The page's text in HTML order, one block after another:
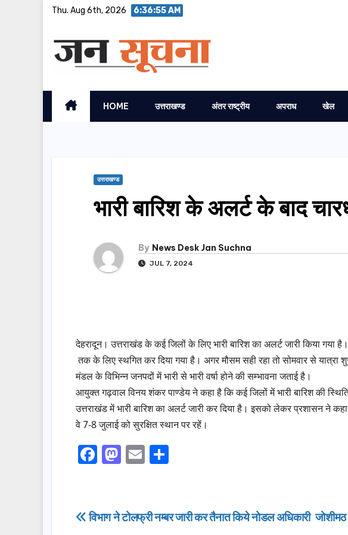
Thu. Aug 6th, 2026 6:36:56 AM
HOME उत्तराखण्ड अंतर राष्ट्रीय अपराध खेल
उत्तराखण्ड
भारी बारिश के अलर्ट के बाद
By News Desk Jan Suchna
JUL 7, 2024
देहरादून। उत्तराखंड के कई जिलों के लिए भारी बारिश का अलर्ट जारी किया
तक के लिए स्थगित कर दिया गया है। अगर मौसम सही रहा तो सोमवार से
मंडल के विभिन्न जनपदों में भारी से भारी वर्षा होने की सम्भावना जताई है।
आयुक्त गढ़वाल विनय शंकर पाण्डेय ने कहा है कि कई जिलों में भारी बारिश की
उत्तराखंड में भारी बारिश का अलर्ट जारी कर दिया है। इसको लेकर प्रशासन ने
वे 7-8 जुलाई को सुरक्षित स्‍थान पर रहें।
F
e
M
o
E
e
Post
विभाग ने टोलफ्री नम्बर जारी कर तैनात किये नोडल अधिकारी